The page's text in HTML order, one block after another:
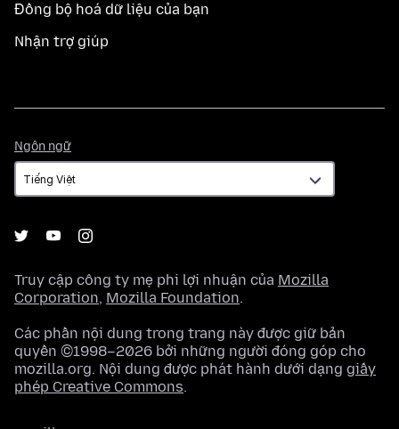
Đồng bộ hoá dữ liệu của bạn
Nhận trợ giúp
Ngôn ngữ
ngữ
Truy cập công ty mẹ phi lợi nhuận của Mozilla
Corporation, Mozilla Foundation.
Các phần nội dung trong trang này được giữ bản
quyền ©1998–2026 bởi những người đóng góp cho
mozilla.org. Nội dung được phát hành dưới dạng giấy
phép Creative Commons.